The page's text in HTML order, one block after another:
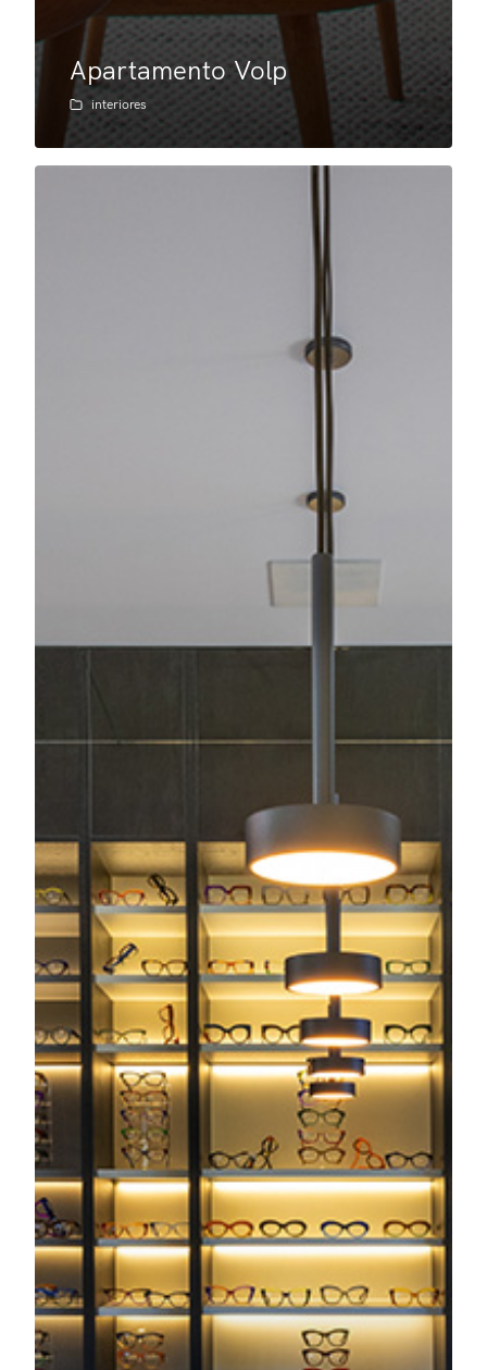
Apartamento Volp
interiores